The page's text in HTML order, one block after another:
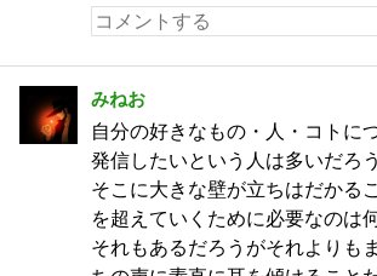
みねお
自分の好きなもの・人・コトに
発信したいという人は多いだろ
そこに大きな壁が立ちはだかる
を超えていくために必要なのは
それもあるだろうがそれよりも